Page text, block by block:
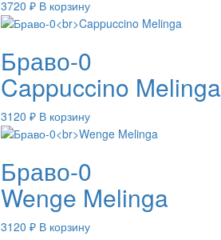
3720 ₽ В корзину
Браво-0
Cappuccino Melinga
3120 ₽ В корзину
Браво-0
Wenge Melinga
3120 ₽ В корзину